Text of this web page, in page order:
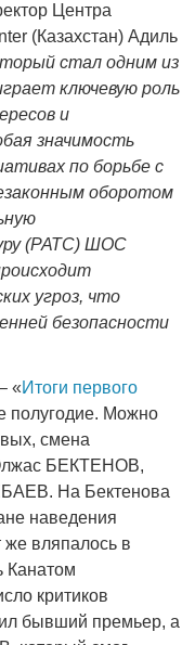
Центра
(Казахстан) Адиль
стал одним из
ключевую роль
и
значимость
по борьбе с
оборотом
(РАТС) ШОС
угроз, что
безопасности
«Итоги первого
полугодие. Можно
смена
БЕКТЕНОВ,
На Бектенова
наведения
же вляпалось в
Канатом
критиков
бывший премьер, а